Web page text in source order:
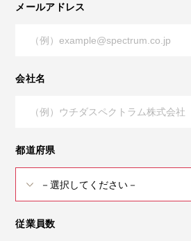
メールアドレス
会社名
都道府県
従業員数